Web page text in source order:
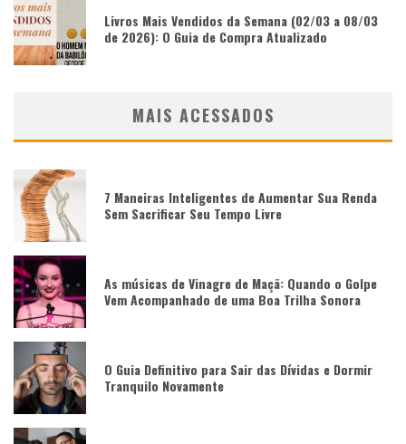
Livros Mais Vendidos da Semana (02/03 a 08/03
de 2026): O Guia de Compra Atualizado
MAIS ACESSADOS
7 Maneiras Inteligentes de Aumentar Sua Renda
Sem Sacrificar Seu Tempo Livre
As músicas de Vinagre de Maçã: Quando o Golpe
Vem Acompanhado de uma Boa Trilha Sonora
O Guia Definitivo para Sair das Dívidas e Dormir
Tranquilo Novamente